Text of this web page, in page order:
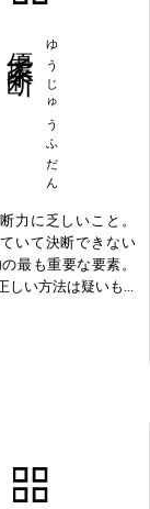
ゆうじゅうふだん
力に乏しいこと。
いて決断できない
最も重要な要素。
しい方法は疑いも...